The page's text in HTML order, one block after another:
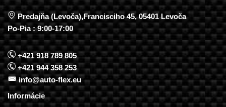
Predajňa (Levoča),Francisciho 45, 05401 Levoča
Po-Pia : 9:00-17:00
+421 918 789 805
+421 944 358 253
info@auto-flex.eu
Informácie